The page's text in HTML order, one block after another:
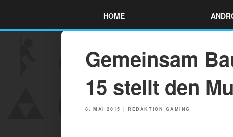
content
HOME
Gemeinsam
15 stellt den
POSTED
8. MAI 2015 | REDAKTION GAMING